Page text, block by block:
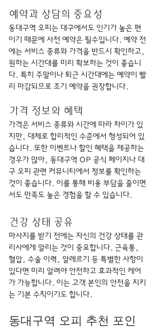
예약과 상담의 중요성
동대구역 오피는 대구에서도 인기가 높은 편
이기 때문에 사전 예약은 필수입니다. 예약 전
에는 서비스 종류와 가격을 반드시 확인하고,
원하는 시간대를 미리 확보하는 것이 좋습니
다. 특히 주말이나 퇴근 시간대에는 예약이 빨
리 마감되므로 조기 예약을 권장합니다.
가격 정보와 혜택
가격은 서비스 종류와 시간에 따라 차이가 있
지만, 대체로 합리적인 수준에서 형성되어 있
습니다. 또한 이벤트나 할인 혜택을 제공하는
경우가 많아, 동대구역 OP 공식 페이지나 대
구 오피 관련 커뮤니티에서 정보를 확인하는
것이 좋습니다. 이를 통해 비용 부담을 줄이면
서도 만족도 높은 경험을 할 수 있습니다.
건강 상태 공유
마사지를 받기 전에는 자신의 건강 상태를 관
리사에게 알리는 것이 중요합니다. 근육통,
혈압, 수술 이력, 알레르기 등 특별한 사항이
있다면 미리 알려야 안전하고 효과적인 케어
가 가능합니다. 이는 고객 본인의 안전을 지키
는 기본 수칙이기도 합니다.
동대구역 오피 추천 포인